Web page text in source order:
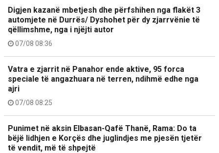
Digjen kazanë mbetjesh dhe përfshihen nga flakët 3
automjete në Durrës/ Dyshohet për dy zjarrvënie të
qëllimshme, nga i njëjti autor
07/08 08:36
Vatra e zjarrit në Panahor ende aktive, 95 forca
speciale të angazhuara në terren, ndihmë edhe nga
ajri
07/08 08:25
Punimet në aksin Elbasan-Qafë Thanë, Rama: Do ta
bëjë lidhjen e Korçës dhe juglindjes me pjesën tjetër
të vendit, më të shpejtë